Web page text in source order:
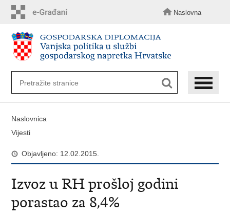
sadržaj
Naslovna
Naslovnica
Vijesti
Objavljeno: 12.02.2015.
Izvoz u RH prošloj godini
porastao za 8,4%